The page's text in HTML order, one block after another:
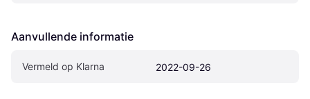
Aanvullende informatie
Vermeld op Klarna 2022-09-26